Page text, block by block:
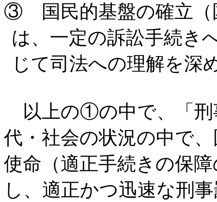
③ 国民的基盤の確立（
は、一定の訴訟手続き
じて司法への理解を深
以上の①の中で、「刑
代・社会の状況の中で
使命（適正手続きの保
し、適正かつ迅速な刑